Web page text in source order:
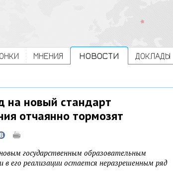
МНЕНИЯ НОВОСТИ ДОКЛАДЫ
на новый стандарт
отчаянно тормозят
государственным образовательным
в его реализации остается неразрешенным ряд